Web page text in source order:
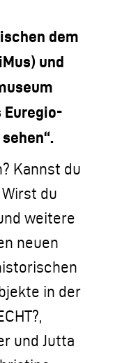
dem
und
Kannst du
du
weitere
neuen
in der
und Jutta